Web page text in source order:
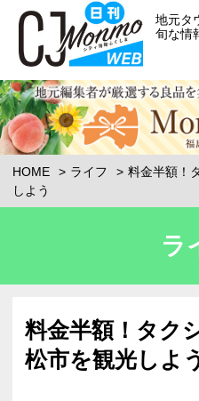
地元タ
旬な情
HOME ライフ
料金半額！
しよう
ラ
料金半額！タク
松市を観光しよ